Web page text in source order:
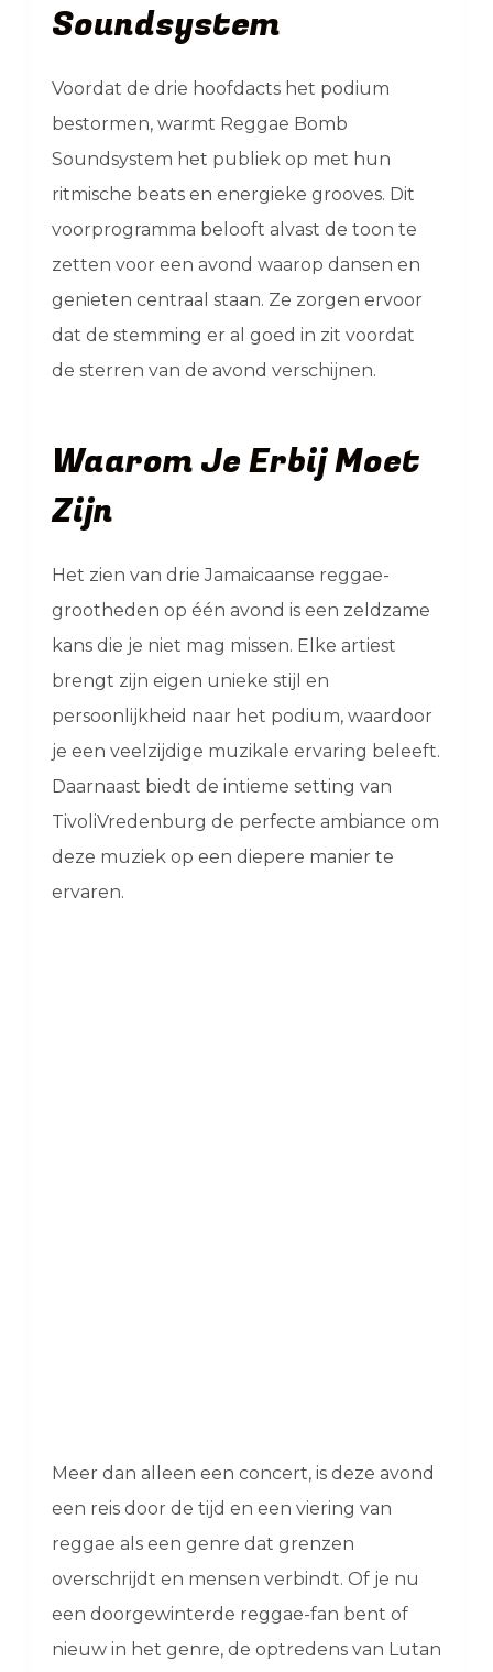
Soundsystem
Voordat de drie hoofdacts het podium
bestormen, warmt Reggae Bomb
Soundsystem het publiek op met hun
ritmische beats en energieke grooves. Dit
voorprogramma belooft alvast de toon te
zetten voor een avond waarop dansen en
genieten centraal staan. Ze zorgen ervoor
dat de stemming er al goed in zit voordat
de sterren van de avond verschijnen.
Waarom Je Erbij Moet
Zijn
Het zien van drie Jamaicaanse reggae-
grootheden op één avond is een zeldzame
kans die je niet mag missen. Elke artiest
brengt zijn eigen unieke stijl en
persoonlijkheid naar het podium, waardoor
je een veelzijdige muzikale ervaring beleeft.
Daarnaast biedt de intieme setting van
TivoliVredenburg de perfecte ambiance om
deze muziek op een diepere manier te
ervaren.
Meer dan alleen een concert, is deze avond
een reis door de tijd en een viering van
reggae als een genre dat grenzen
overschrijdt en mensen verbindt. Of je nu
een doorgewinterde reggae-fan bent of
nieuw in het genre, de optredens van Lutan